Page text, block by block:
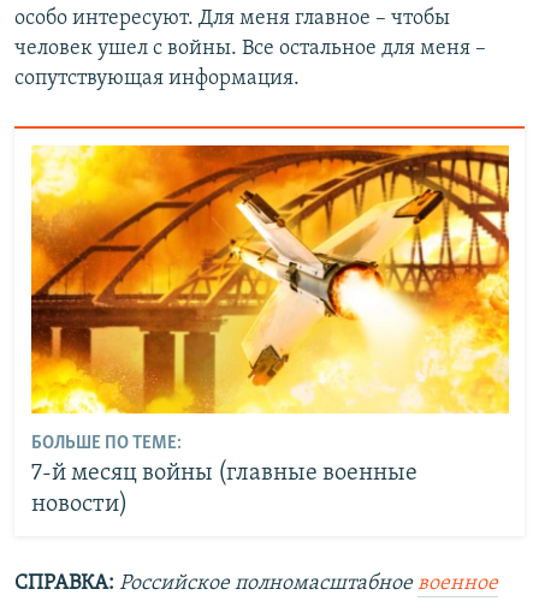
особо интересуют. Для меня главное – чтобы
человек ушел с войны. Все остальное для меня –
сопутствующая информация.
БОЛЬШЕ ПО ТЕМЕ:
7-й месяц войны (главные военные
новости)
СПРАВКА: Российское полномасштабноевоенное